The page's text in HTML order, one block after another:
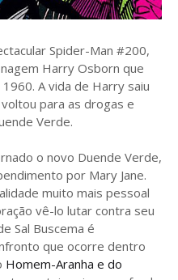
Spider-Man #200,
Harry Osborn que
A vida de Harry saiu
para as drogas e
Verde.
o novo Duende Verde,
por Mary Jane.
muito mais pessoal
vê-lo lutar contra seu
Sal Buscema é
que ocorre dentro
Homem-Aranha e do